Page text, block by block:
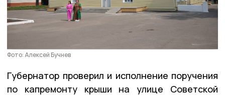
Фото: Алексей Бучнев
Губернатор проверил и исполнение поручения
по капремонту крыши на улице Советской